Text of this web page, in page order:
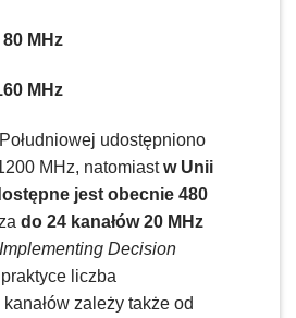
80 MHz
MHz
udostępniono
MHz, natomiastw Unii
jest obecnie 480
do 24 kanałów 20 MHz
Decision
liczba
zależy także od